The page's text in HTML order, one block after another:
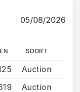
05/08/2026
SOORT
Auction
Auction